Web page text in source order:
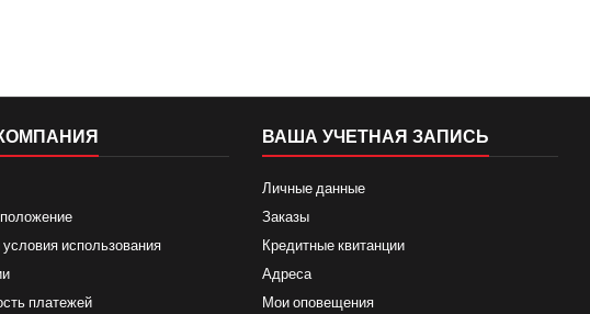
использования
платежей
ВАША УЧЕТНАЯ ЗАПИСЬ
Личные данные
Заказы
Кредитные квитанции
Адреса
Мои оповещения